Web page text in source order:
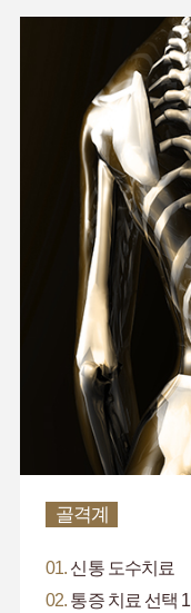
골격계
01. 신통 도수치료
02. 통증 치료 선택 1